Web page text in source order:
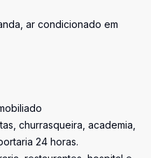
ar condicionado em
churrasqueira, academia,
24 horas.